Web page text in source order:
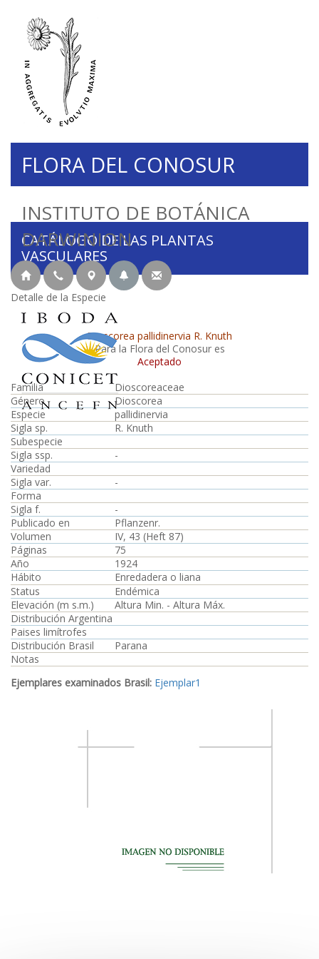
INSTITUTO DE BOTÁNICA
DARWINION
FLORA DEL CONOSUR
CATÁLOGO DE LAS PLANTAS
VASCULARES
Detalle de la Especie
Dioscorea pallidinervia R. Knuth
Para la Flora del Conosur es
Aceptado
Familia
Dioscoreaceae
Género
Dioscorea
Especie
pallidinervia
Sigla sp.
R. Knuth
Subespecie
Sigla ssp.
-
Variedad
Sigla var.
-
Forma
Sigla f.
-
Publicado en
Pflanzenr.
Volumen
IV, 43 (Heft 87)
Páginas
75
Año
1924
Hábito
Enredadera o liana
Status
Endémica
Elevación (m s.m.)
Altura Min. - Altura Máx.
Distribución Argentina
Paises limítrofes
Distribución Brasil
Parana
Notas
Ejemplares examinados Brasil: Ejemplar1